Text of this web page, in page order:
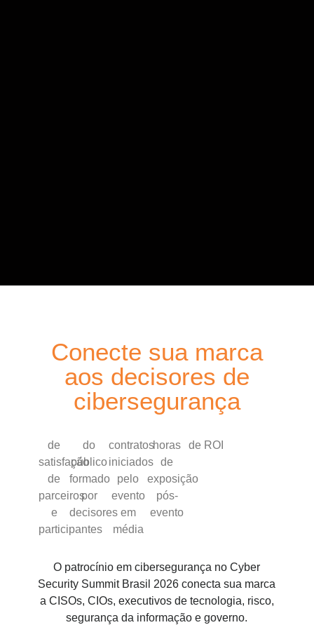
Conecte sua marca
aos decisores de
cibersegurança
de
satisfação
de
parceiros
e
participantes
do
público
formado
por
decisores
contratos
iniciados
pelo
evento
em
média
horas
de
exposição
pós-
evento
de ROI
O patrocínio em cibersegurança no Cyber
Security Summit Brasil 2026 conecta sua marca
a CISOs, CIOs, executivos de tecnologia, risco,
segurança da informação e governo.